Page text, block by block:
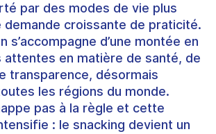
par des modes de vie plus
demande croissante de praticité.
s’accompagne d’une montée en
attentes en matière de santé, de
transparence, désormais
les régions du monde.
pas à la règle et cette
: le snacking devient un